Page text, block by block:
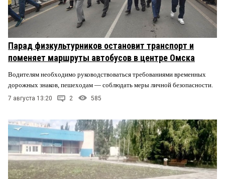
Парад физкультурников остановит транспорт и
поменяет маршруты автобусов в центре Омска
Водителям необходимо руководствоваться требованиями временных
дорожных знаков, пешеходам — соблюдать меры личной безопасности.
7 августа 13:20 2 585